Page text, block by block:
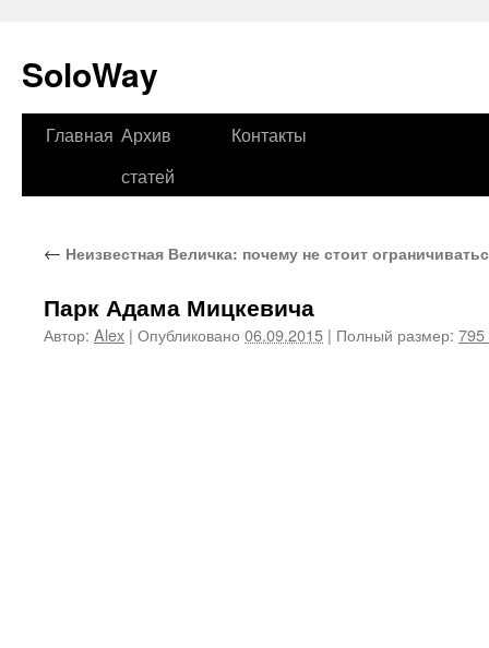
SoloWay
Перейти
Главная Архив
статей
Контакты
← Неизвестная Величка: почему не стоит
Парк Адама Мицкевича
Автор: Alex | Опубликовано 06.09.2015 | Полный размер: 795